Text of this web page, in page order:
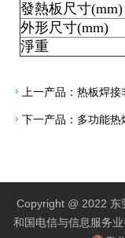
發熱板尺寸(mm)
外形尺寸(mm)
淨重
上一产品： 热板焊接
下一产品： 多功能热
Copyright @ 2022 东
和国电信与信息服务